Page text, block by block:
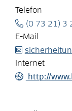
Telefon
(0 73 21) 3
E-Mail
Internet
http://